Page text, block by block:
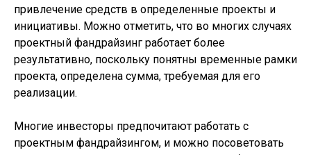
привлечение средств в определенные проекты и
инициативы. Можно отметить, что во многих случаях
проектный фандрайзинг работает более
результативно, поскольку понятны временные рамки
проекта, определена сумма, требуемая для его
реализации.
Многие инвесторы предпочитают работать с
проектным фандрайзингом, и можно посоветовать